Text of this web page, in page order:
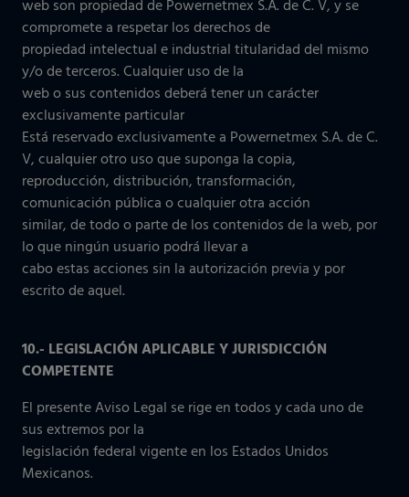
web son propiedad de Powernetmex S.A. de C. V, y se
compromete a respetar los derechos de
propiedad intelectual e industrial titularidad del mismo
y/o de terceros. Cualquier uso de la
web o sus contenidos deberá tener un carácter
exclusivamente particular
Está reservado exclusivamente a Powernetmex S.A. de C.
V, cualquier otro uso que suponga la copia,
reproducción, distribución, transformación,
comunicación pública o cualquier otra acción
similar, de todo o parte de los contenidos de la web, por
lo que ningún usuario podrá llevar a
cabo estas acciones sin la autorización previa y por
escrito de aquel.
10.- LEGISLACIÓN APLICABLE Y JURISDICCIÓN
COMPETENTE
El presente Aviso Legal se rige en todos y cada uno de
sus extremos por la
legislación federal vigente en los Estados Unidos
Mexicanos.